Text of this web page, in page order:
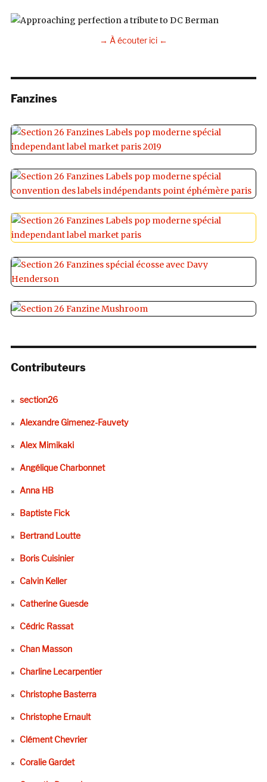
→ À écouter ici ←
Fanzines
Contributeurs
section26
Alexandre Gimenez-Fauvety
Alex Mimikaki
Angélique Charbonnet
Anna HB
Baptiste Fick
Bertrand Loutte
Boris Cuisinier
Calvin Keller
Catherine Guesde
Cédric Rassat
Chan Masson
Charline Lecarpentier
Christophe Basterra
Christophe Ernault
Clément Chevrier
Coralie Gardet